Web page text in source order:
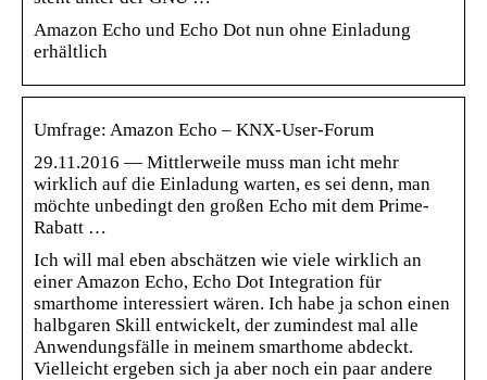
Amazon Echo und Echo Dot nun ohne Einladung
erhältlich
Umfrage: Amazon Echo – KNX-User-Forum
29.11.2016 — Mittlerweile muss man icht mehr
wirklich auf die Einladung warten, es sei denn, man
möchte unbedingt den großen Echo mit dem Prime-
Rabatt …
Ich will mal eben abschätzen wie viele wirklich an
einer Amazon Echo, Echo Dot Integration für
smarthome interessiert wären. Ich habe ja schon einen
halbgaren Skill entwickelt, der zumindest mal alle
Anwendungsfälle in meinem smarthome abdeckt.
Vielleicht ergeben sich ja aber noch ein paar andere